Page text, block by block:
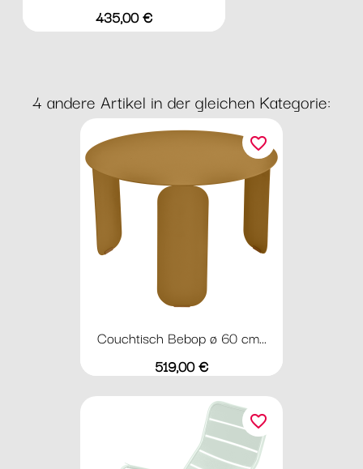
Preis
435,00 €
4 andere Artikel in der gleichen Kategorie:
Couchtisch Bebop ø 60 cm...
Preis
519,00 €
favorite_border
favorite_border